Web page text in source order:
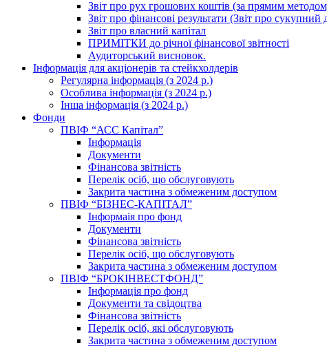
Звіт про рух грошових коштів (за прямим
Звіт про фінансові результати (Звіт про сукупний
Звіт про власний капітал
ПРИМІТКИ до річної фінансової звітності
Аудиторський висновок.
Інформація для акціонерів та стейкхолдерів
Регулярна інформація (з 2024 р.)
Особлива інформація (з 2024 р.)
Інша інформація (з 2024 р.)
Фонди
ПВІФ “АСС Капітал”
Інформація
Документи
Фінансова звітність
Перелік осіб, що обслуговують
Закрита частина з обмеженим доступом
ПВІФ “БІЗНЕС-КАПІТАЛ”
Інформаія про фонд
Документи
Фінансова звітність
Перелік осіб, що обслуговують
Закрита частина з обмеженим доступом
ПВІФ “БРОКІНВЕСТФОНД”
Інформація про фонд
Документи та свідоцтва
Фінансова звітність
Перелік осіб, які обслуговують
Закрита частина з обмеженим доступом